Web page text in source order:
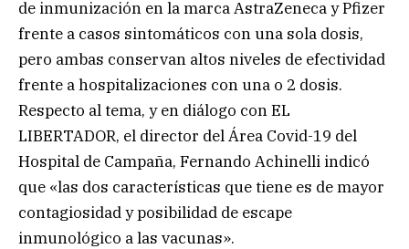
de inmunización en la marca AstraZeneca y Pfizer
frente a casos sintomáticos con una sola dosis,
pero ambas conservan altos niveles de efectividad
frente a hospitalizaciones con una o 2 dosis.
Respecto al tema, y en diálogo con EL
LIBERTADOR, el director del Área Covid-19 del
Hospital de Campaña, Fernando Achinelli indicó
que «las dos características que tiene es de mayor
contagiosidad y posibilidad de escape
inmunológico a las vacunas».